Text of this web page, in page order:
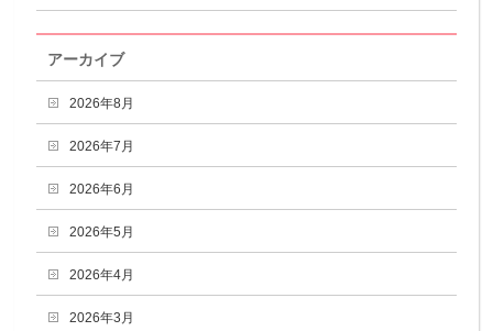
アーカイブ
2026年8月
2026年7月
2026年6月
2026年5月
2026年4月
2026年3月